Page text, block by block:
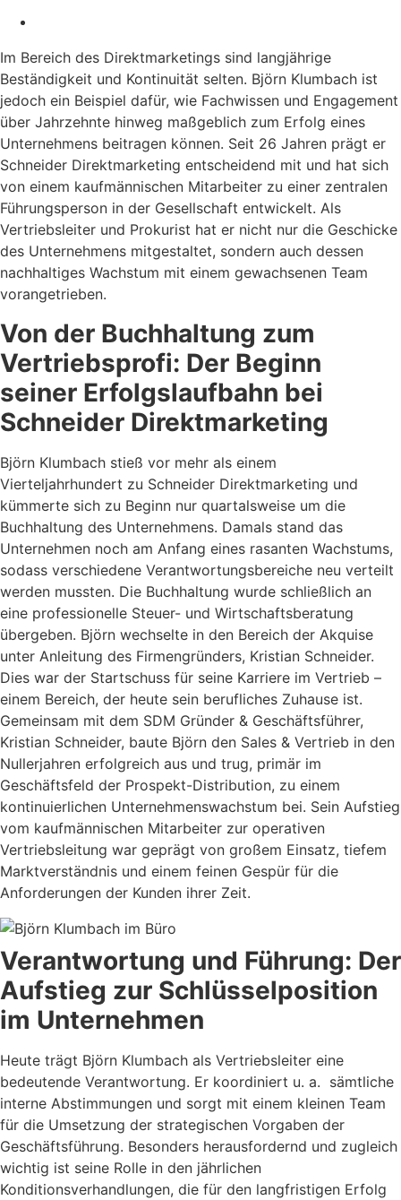
Im Bereich des Direktmarketings sind langjährige
Beständigkeit und Kontinuität selten. Björn Klumbach ist
jedoch ein Beispiel dafür, wie Fachwissen und Engagement
über Jahrzehnte hinweg maßgeblich zum Erfolg eines
Unternehmens beitragen können. Seit 26 Jahren prägt er
Schneider Direktmarketing entscheidend mit und hat sich
von einem kaufmännischen Mitarbeiter zu einer zentralen
Führungsperson in der Gesellschaft entwickelt. Als
Vertriebsleiter und Prokurist hat er nicht nur die Geschicke
des Unternehmens mitgestaltet, sondern auch dessen
nachhaltiges Wachstum mit einem gewachsenen Team
vorangetrieben.
Von der Buchhaltung zum
Vertriebsprofi: Der Beginn
seiner Erfolgslaufbahn bei
Schneider Direktmarketing
Björn Klumbach stieß vor mehr als einem
Vierteljahrhundert zu Schneider Direktmarketing und
kümmerte sich zu Beginn nur quartalsweise um die
Buchhaltung des Unternehmens. Damals stand das
Unternehmen noch am Anfang eines rasanten Wachstums,
sodass verschiedene Verantwortungsbereiche neu verteilt
werden mussten. Die Buchhaltung wurde schließlich an
eine professionelle Steuer- und Wirtschaftsberatung
übergeben. Björn wechselte in den Bereich der Akquise
unter Anleitung des Firmengründers, Kristian Schneider.
Dies war der Startschuss für seine Karriere im Vertrieb –
einem Bereich, der heute sein berufliches Zuhause ist.
Gemeinsam mit dem SDM Gründer & Geschäftsführer,
Kristian Schneider, baute Björn den Sales & Vertrieb in den
Nullerjahren erfolgreich aus und trug, primär im
Geschäftsfeld der Prospekt-Distribution, zu einem
kontinuierlichen Unternehmenswachstum bei. Sein Aufstieg
vom kaufmännischen Mitarbeiter zur operativen
Vertriebsleitung war geprägt von großem Einsatz, tiefem
Marktverständnis und einem feinen Gespür für die
Anforderungen der Kunden ihrer Zeit.
Verantwortung und Führung: Der
Aufstieg zur Schlüsselposition
im Unternehmen
Heute trägt Björn Klumbach als Vertriebsleiter eine
bedeutende Verantwortung. Er koordiniert u. a. sämtliche
interne Abstimmungen und sorgt mit einem kleinen Team
für die Umsetzung der strategischen Vorgaben der
Geschäftsführung. Besonders herausfordernd und zugleich
wichtig ist seine Rolle in den jährlichen
Konditionsverhandlungen, die für den langfristigen Erfolg